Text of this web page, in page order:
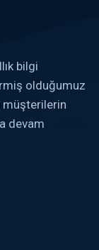
bilgi
olduğumuz
müşterilerin
devam